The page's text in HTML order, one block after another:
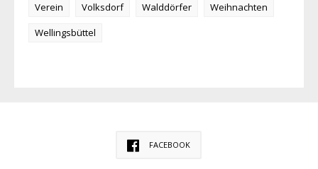
Verein
Volksdorf Walddörfer
Weihnachten
Wellingsbüttel
FACEBOOK